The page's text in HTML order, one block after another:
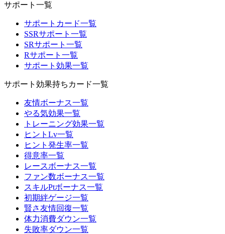
サポート一覧
サポートカード一覧
SSRサポート一覧
SRサポート一覧
Rサポート一覧
サポート効果一覧
サポート効果持ちカード一覧
友情ボーナス一覧
やる気効果一覧
トレーニング効果一覧
ヒントLv一覧
ヒント発生率一覧
得意率一覧
レースボーナス一覧
ファン数ボーナス一覧
スキルPtボーナス一覧
初期絆ゲージ一覧
賢さ友情回復一覧
体力消費ダウン一覧
失敗率ダウン一覧